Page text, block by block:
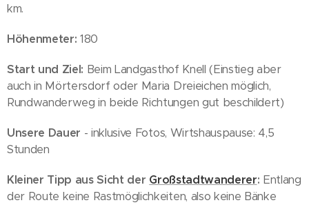
km.
Höhenmeter: 180
Start und Ziel: Beim Landgasthof Knell (Einstieg aber
auch in Mörtersdorf oder Maria Dreieichen möglich,
Rundwanderweg in beide Richtungen gut beschildert)
Unsere Dauer - inklusive Fotos, Wirtshauspause: 4,5
Stunden
Kleiner Tipp aus Sicht der Großstadtwanderer: Entlang
der Route keine Rastmöglichkeiten, also keine Bänke